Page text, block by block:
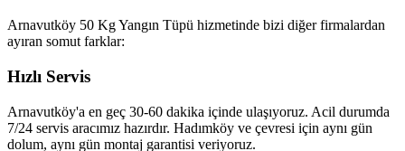
Arnavutköy 50 Kg Yangın Tüpü hizmetinde bizi diğer firmalardan
ayıran somut farklar:
Hızlı Servis
Arnavutköy'a en geç 30-60 dakika içinde ulaşıyoruz. Acil durumda
7/24 servis aracımız hazırdır. Hadımköy ve çevresi için aynı gün
dolum, aynı gün montaj garantisi veriyoruz.